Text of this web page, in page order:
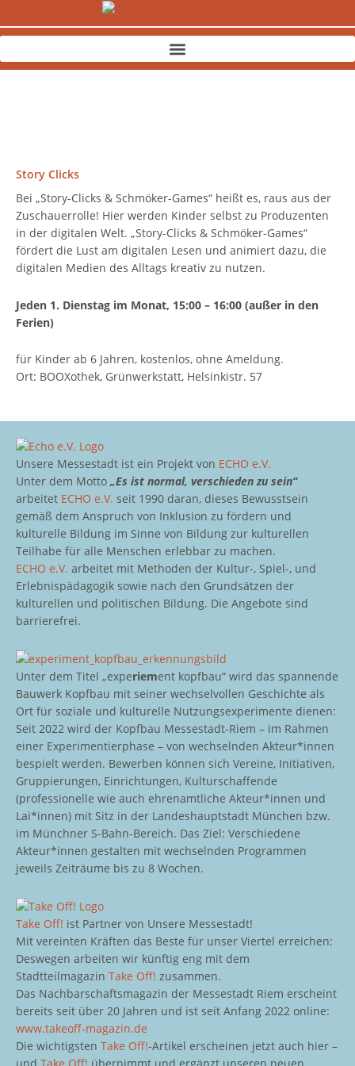
Inhalt
springen
Story Clicks
Bei „Story-Clicks & Schmöker-Games“ heißt es, raus aus der
Zuschauerrolle! Hier werden Kinder selbst zu Produzenten
in der digitalen Welt. „Story-Clicks & Schmöker-Games“
fördert die Lust am digitalen Lesen und animiert dazu, die
digitalen Medien des Alltags kreativ zu nutzen.
Jeden 1. Dienstag im Monat, 15:00 – 16:00 (außer in den
Ferien)
für Kinder ab 6 Jahren, kostenlos, ohne Ameldung.
Ort: BOOXothek, Grünwerkstatt, Helsinkistr. 57
Unsere Messestadt ist ein Projekt von ECHO e.V.
Unter dem Motto „Es ist normal, verschieden zu sein“
arbeitet ECHO e.V. seit 1990 daran, dieses Bewusstsein
gemäß dem Anspruch von Inklusion zu fördern und
kulturelle Bildung im Sinne von Bildung zur kulturellen
Teilhabe für alle Menschen erlebbar zu machen.
ECHO e.V. arbeitet mit Methoden der Kultur-, Spiel-, und
Erlebnispädagogik sowie nach den Grundsätzen der
kulturellen und politischen Bildung. Die Angebote sind
barrierefrei.
Unter dem Titel „experiement kopfbau“ wird das spannende
Bauwerk Kopfbau mit seiner wechselvollen Geschichte als
Ort für soziale und kulturelle Nutzungsexperimente dienen:
Seit 2022 wird der Kopfbau Messestadt-Riem – im Rahmen
einer Experimentierphase – von wechselnden Akteur*innen
bespielt werden. Bewerben können sich Vereine, Initiativen,
Gruppierungen, Einrichtungen, Kulturschaffende
(professionelle wie auch ehrenamtliche Akteur*innen und
Lai*innen) mit Sitz in der Landeshauptstadt München bzw.
im Münchner S-Bahn-Bereich. Das Ziel: Verschiedene
Akteur*innen gestalten mit wechselnden Programmen
jeweils Zeiträume bis zu 8 Wochen.
Take Off! ist Partner von Unsere Messestadt!
Mit vereinten Kräften das Beste für unser Viertel erreichen:
Deswegen arbeiten wir künftig eng mit dem
Stadtteilmagazin Take Off! zusammen.
Das Nachbarschaftsmagazin der Messestadt Riem erscheint
bereits seit über 20 Jahren und ist seit Anfang 2022 online:
www.takeoff-magazin.de
Die wichtigsten Take Off!-Artikel erscheinen jetzt auch hier –